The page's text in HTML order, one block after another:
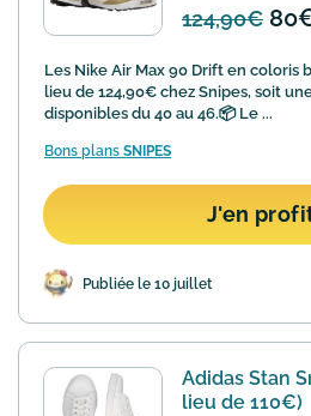
124,90€
Les Nike Air Max 90 Drift en coloris
lieu de 124,90€ chez Snipes, soit
disponibles du 40 au 46.📦 Le ...
Bons plans SNIPES
J'en
Publiée le 10 juillet
Adidas Stan
lieu de 110€)